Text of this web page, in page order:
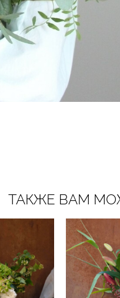
ТАКЖЕ ВАМ